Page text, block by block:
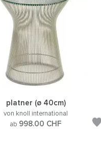
platner (ø 40cm)
von knoll international
ab 998.00 CHF